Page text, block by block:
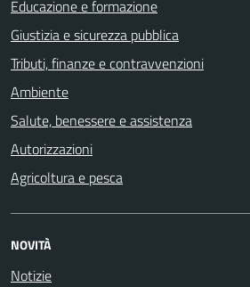
Educazione e formazione
Giustizia e sicurezza pubblica
Tributi, finanze e contravvenzioni
Ambiente
Salute, benessere e assistenza
Autorizzazioni
Agricoltura e pesca
NOVITÀ
Notizie